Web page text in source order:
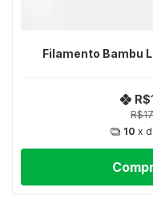
Filamento Bambu
10 x